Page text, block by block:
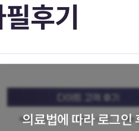
후기
의료법에 따라 로그인